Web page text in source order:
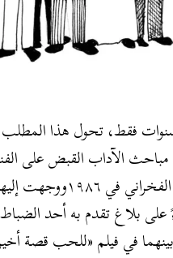
فقط، تحول هذا المطلب
الآداب القبض على
زايد والفنان يحيى الفخراني
على بلاغ تقدم به أحد
في فيلم «للحب قصة